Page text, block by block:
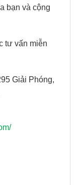
bạn và cộng
tư vấn miễn
Giải Phóng,